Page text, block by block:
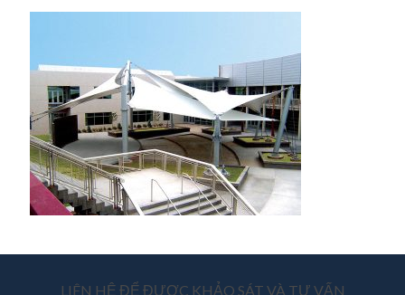
LIÊN HỆ ĐỂ ĐƯỢC KHẢO SÁT VÀ TƯ VẤN